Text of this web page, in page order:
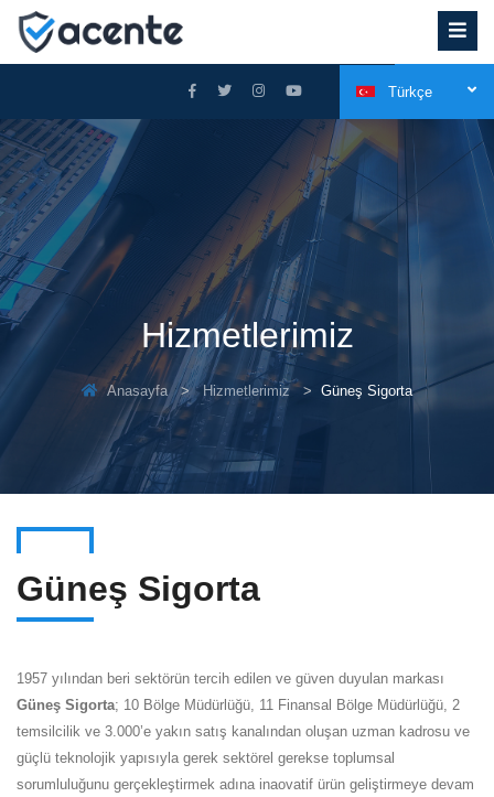
Türkçe
Hizmetlerimiz
Anasayfa Hizmetlerimiz Güneş Sigorta
Güneş Sigorta
1957 yılından beri sektörün tercih edilen ve güven duyulan markası
Güneş Sigorta; 10 Bölge Müdürlüğü, 11 Finansal Bölge Müdürlüğü, 2
temsilcilik ve 3.000’e yakın satış kanalından oluşan uzman kadrosu ve
güçlü teknolojik yapısıyla gerek sektörel gerekse toplumsal
sorumluluğunu gerçekleştirmek adına inaovatif ürün geliştirmeye devam